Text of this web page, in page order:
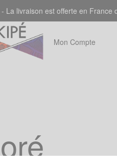
La livraison est offerte en France
Mon Compte